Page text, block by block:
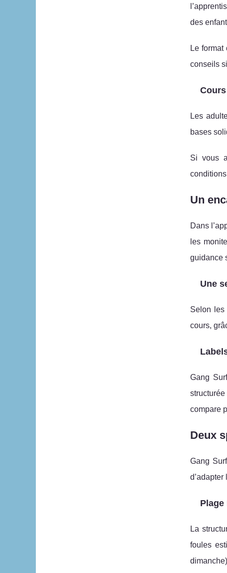
des
Le
conseils
Les
bases
Si vous
Un
Dans
les
guidance
Une
Selon les
cours,
Gang
compare
Deux
Gang
La
foules